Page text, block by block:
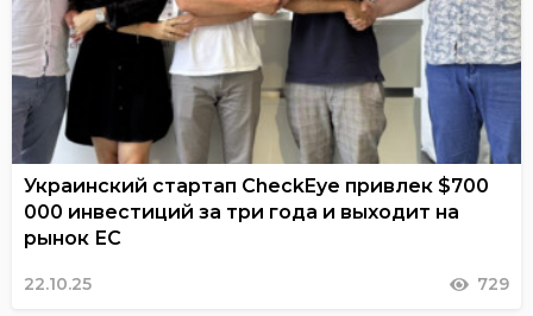
Украинский стартап CheckEye привлек $700
000 инвестиций за три года и выходит на
рынок ЕС
22.10.25 729